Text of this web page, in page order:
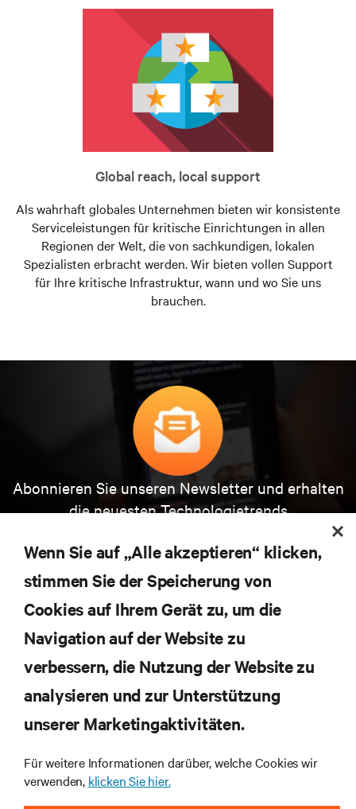
Global reach, local support
Als wahrhaft globales Unternehmen bieten wir konsistente
Serviceleistungen für kritische Einrichtungen in allen
Regionen der Welt, die von sachkundigen, lokalen
Spezialisten erbracht werden. Wir bieten vollen Support
für Ihre kritische Infrastruktur, wann und wo Sie uns
brauchen.
Abonnieren Sie unseren Newsletter und erhalten
die neuesten Technologietrends
Themen der Branche, mit aktuellen Diskussionen
und Einblicken von Experten in das
Rechenzentrums- und Infrastrukturmanagement.
JETZT ANMELDEN
RESSOURCEN
SUPPORT
UNTERNEHMEN
Wenn Sie auf „Alle akzeptieren“ klicken,
stimmen Sie der Speicherung von
Cookies auf Ihrem Gerät zu, um die
Navigation auf der Website zu
verbessern, die Nutzung der Website zu
analysieren und zur Unterstützung
unserer Marketingaktivitäten.
Für weitere Informationen darüber, welche Cookies wir
verwenden, klicken Sie hier.